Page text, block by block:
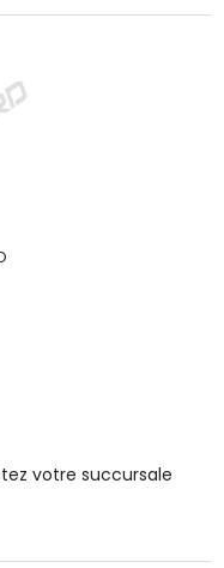
votre succursale